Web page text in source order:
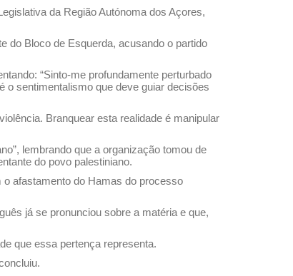
da Região Autónoma dos Açores,
do Bloco de Esquerda, acusando o partido
“Sinto-me profundamente perturbado
o sentimentalismo que deve guiar decisões
Branquear esta realidade é manipular
lembrando que a organização tomou de
do povo palestiniano.
afastamento do Hamas do processo
já se pronunciou sobre a matéria e que,
que essa pertença representa.